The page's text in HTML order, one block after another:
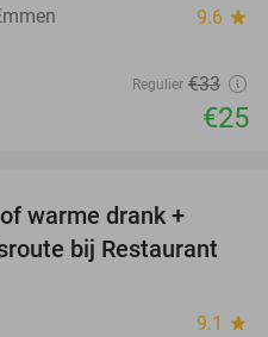
9.6 star
Regulier €33
€25
warme drank +
bij Restaurant
9.1 star